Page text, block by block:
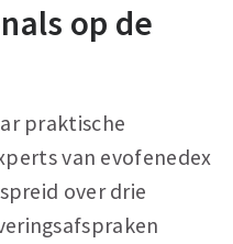
op de
praktische
van evofenedex
over drie